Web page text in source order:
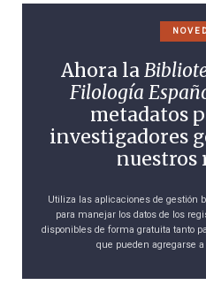
Ahora la
Filología
metadatos
investigadores
nuestros
Utiliza las aplicaciones de gestión
para manejar los datos de los
disponibles de forma gratuita tanto
que pueden agregarse